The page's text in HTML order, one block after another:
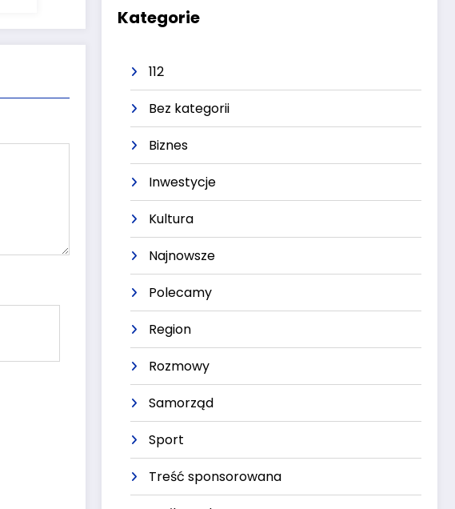
Kategorie
112
Bez kategorii
Biznes
Inwestycje
Kultura
Najnowsze
Polecamy
Region
Rozmowy
Samorząd
Sport
Treść sponsorowana